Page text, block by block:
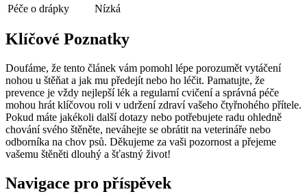
Péče o drápky
Nízká
Klíčové Poznatky
Doufáme, že tento článek vám pomohl lépe porozumět vytáčení
nohou u štěňat a jak mu předejít nebo ho léčit. Pamatujte, že
prevence je vždy nejlepší lék a regularní cvičení a správná péče
mohou hrát klíčovou roli v udržení zdraví vašeho čtyřnohého přítele.
Pokud máte jakékoli další dotazy nebo potřebujete radu ohledně
chování svého štěněte, neváhejte se obrátit na veterináře nebo
odborníka na chov psů. Děkujeme za vaši pozornost a přejeme
vašemu štěněti dlouhý a šťastný život!
Navigace pro příspěvek